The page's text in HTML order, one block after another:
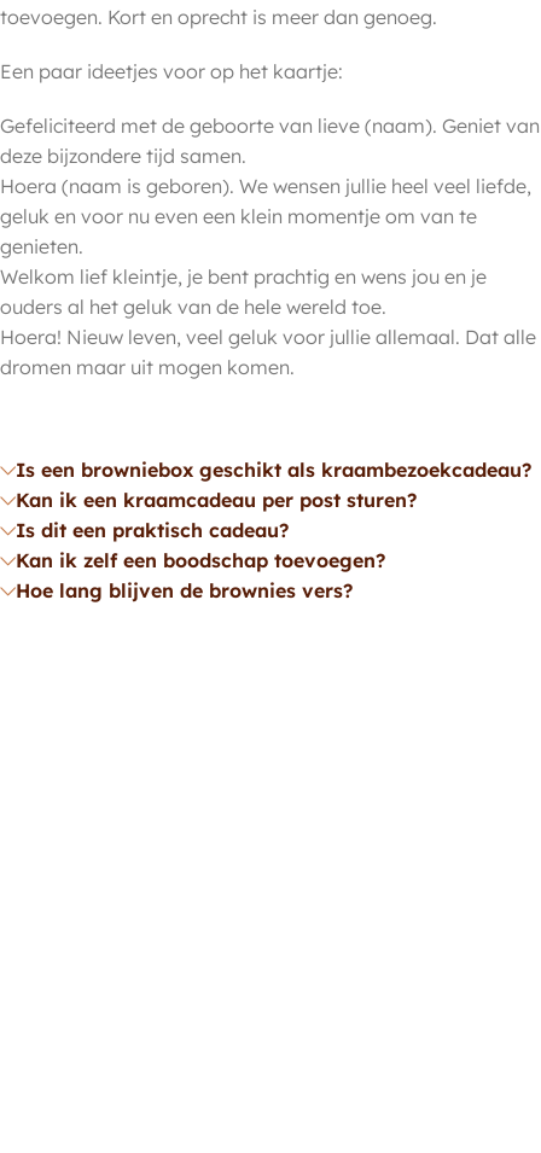
toevoegen. Kort en oprecht is meer dan genoeg.
Een paar ideetjes voor op het kaartje:
Gefeliciteerd met de geboorte van lieve (naam). Geniet van
deze bijzondere tijd samen.
Hoera (naam is geboren). We wensen jullie heel veel liefde,
geluk en voor nu even een klein momentje om van te
genieten.
Welkom lief kleintje, je bent prachtig en wens jou en je
ouders al het geluk van de hele wereld toe.
Hoera! Nieuw leven, veel geluk voor jullie allemaal. Dat alle
dromen maar uit mogen komen.
Is een browniebox geschikt als kraambezoekcadeau?
Kan ik een kraamcadeau per post sturen?
Is dit een praktisch cadeau?
Kan ik zelf een boodschap toevoegen?
Hoe lang blijven de brownies vers?